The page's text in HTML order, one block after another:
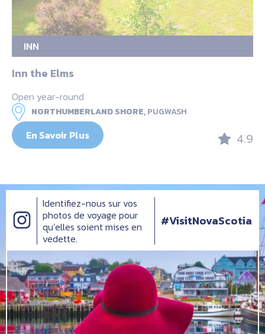
INN
Inn the Elms
Open year-round
NORTHUMBERLAND SHORE,PUGWASH
En Savoir Plus 4.9
Identifiez-nous sur vos
photos de voyage pour
qu’elles soient mises en
vedette.
#VisitNovaScotia